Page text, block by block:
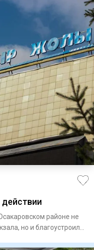
районе не
но и благоустроили